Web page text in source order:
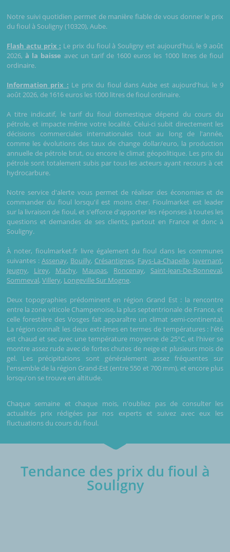
Notre suivi quotidien permet de manière fiable de vous donner le prix
du fioul à Souligny (10320), Aube.
Flash actu prix : Le prix du fioul à Souligny est aujourd'hui, le 9 août
2026,à la baisse avec un tarif de 1600 euros les 1000 litres de fioul
ordinaire.
Information prix : Le prix du fioul dans Aube est aujourd'hui, le 9
août 2026, de 1616 euros les 1000 litres de fioul ordinaire.
A titre indicatif, le tarif du fioul domestique dépend du cours du
pétrole, et impacte même votre localité. Celui-ci subit directement les
décisions commerciales internationales tout au long de l'année,
comme les évolutions des taux de change dollar/euro, la production
annuelle de pétrole brut, ou encore le climat géopolitique. Les prix du
pétrole sont totalement subis par tous les acteurs ayant recours à cet
hydrocarbure.
Notre service d'alerte vous permet de réaliser des économies et de
commander du fioul lorsqu'il est moins cher. Fioulmarket est leader
sur la livraison de fioul, et s'efforce d'apporter les réponses à toutes les
questions et demandes de ses clients, partout en France et donc à
Souligny.
À noter, fioulmarket.fr livre également du fioul dans les communes
suivantes : Assenay, Bouilly, Crésantignes, Fays-La-Chapelle, Javernant,
Jeugny, Lirey, Machy, Maupas, Roncenay, Saint-Jean-De-Bonneval,
Sommeval, Villery, Longeville Sur Mogne.
Deux topographies prédominent en région Grand Est : la rencontre
entre la zone viticole Champenoise, la plus septentrionale de France, et
celle forestière des Vosges fait apparaître un climat semi-continental.
La région connaît les deux extrêmes en termes de températures : l'été
est chaud et sec avec une température moyenne de 25°C, et l'hiver se
montre assez rude avec de fortes chutes de neige et plusieurs mois de
gel. Les précipitations sont généralement assez fréquentes sur
l'ensemble de la région Grand-Est (entre 550 et 700 mm), et encore plus
lorsqu'on se trouve en altitude.
Chaque semaine et chaque mois, n'oubliez pas de consulter les
actualités prix rédigées par nos experts et suivez avec eux les
fluctuations du cours du fioul.
Tendance des prix du fioul à
Souligny